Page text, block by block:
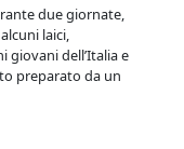
due giornate,
laici,
giovani dell’Italia e
preparato da un